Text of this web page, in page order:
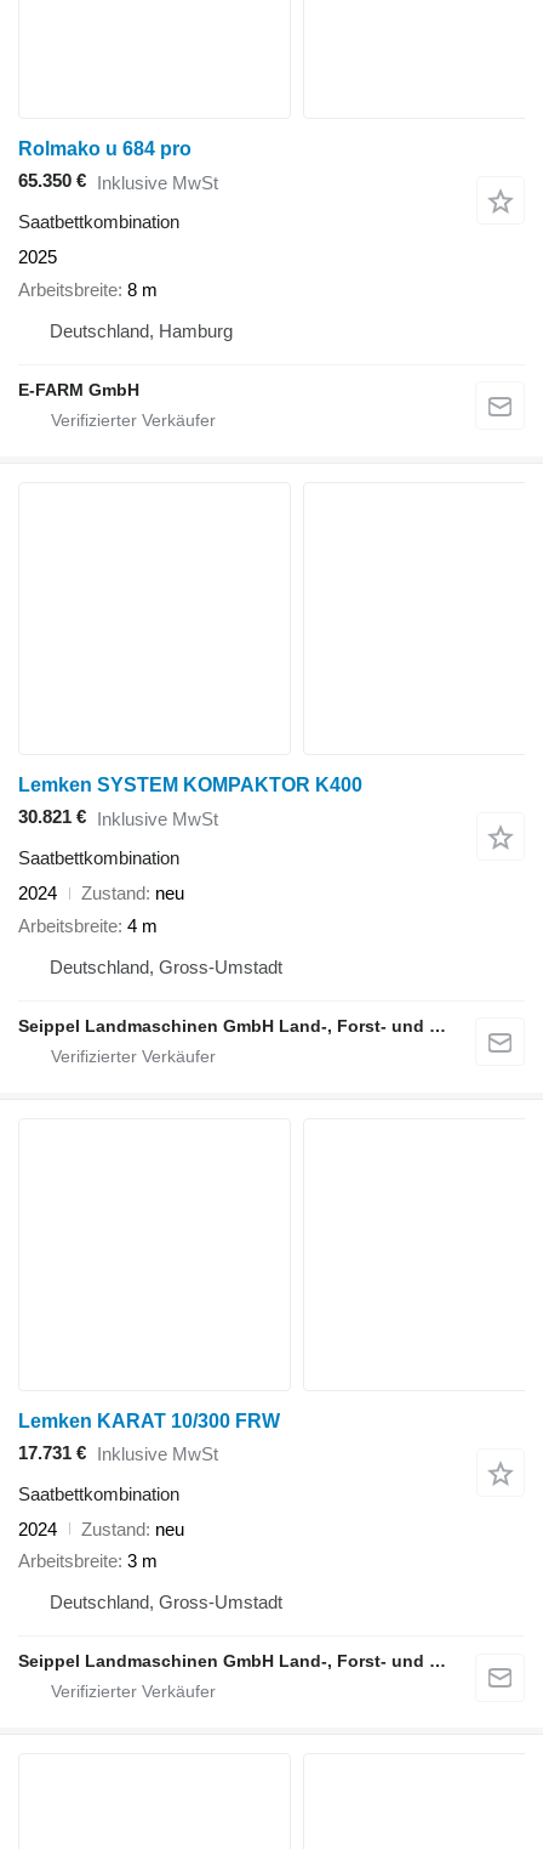
Rolmako u 684 pro
65.350 € Inklusive MwSt
Saatbettkombination
2025
Arbeitsbreite 8 m
Deutschland, Hamburg
E-FARM GmbH
Lemken SYSTEM KOMPAKTOR K400
30.821 € Inklusive MwSt
Saatbettkombination
2024
Zustand neu
Arbeitsbreite 4 m
Deutschland, Gross-Umstadt
Seippel Landmaschinen GmbH Land-, Forst- und Gartentechnik
Lemken KARAT 10/300 FRW
17.731 € Inklusive MwSt
Saatbettkombination
2024
Zustand neu
Arbeitsbreite 3 m
Deutschland, Gross-Umstadt
Seippel Landmaschinen GmbH Land-, Forst- und Gartentechnik